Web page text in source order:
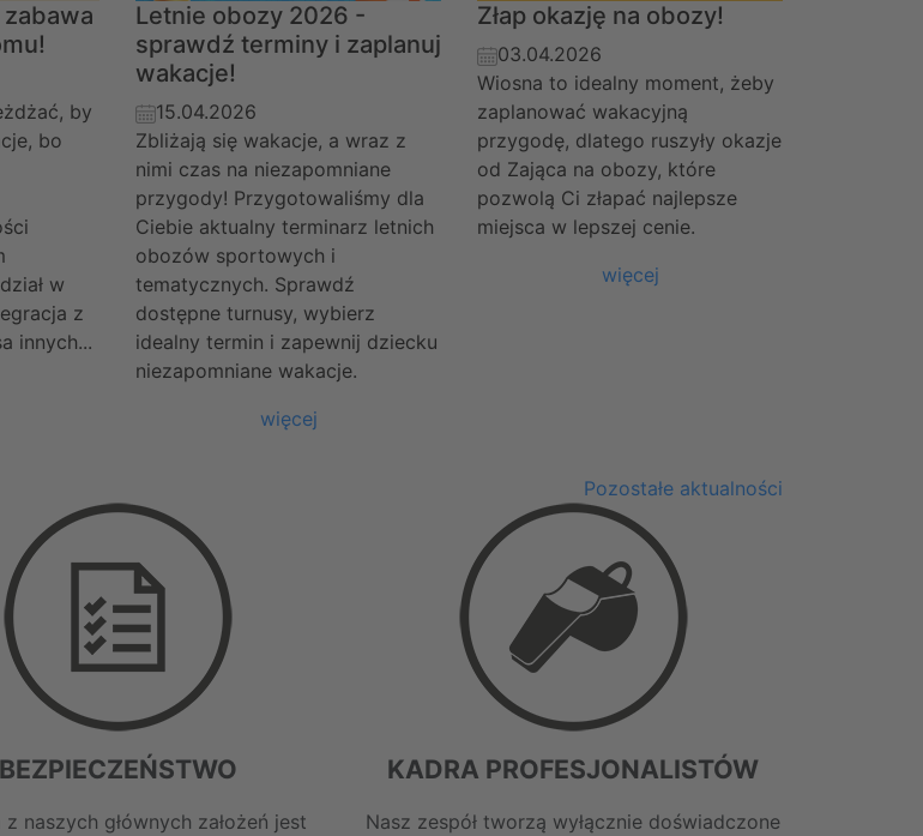
by
bo
w
z
innych...
Letnie obozy 2026 -
sprawdź terminy i zaplanuj
wakacje!
15.04.2026
Zbliżają się wakacje, a wraz z
nimi czas na niezapomniane
przygody! Przygotowaliśmy dla
Ciebie aktualny terminarz letnich
obozów sportowych i
tematycznych. Sprawdź
dostępne turnusy, wybierz
idealny termin i zapewnij dziecku
niezapomniane wakacje.
więcej
Złap okazję na obozy!
03.04.2026
Wiosna to idealny moment, żeby
zaplanować wakacyjną
przygodę, dlatego ruszyły okazje
od Zająca na obozy, które
pozwolą Ci złapać najlepsze
miejsca w lepszej cenie.
więcej
Pozostałe aktualności
BEZPIECZEŃSTWO
z naszych głównych założeń jest
KADRA PROFESJONALISTÓW
Nasz zespół tworzą wyłącznie doświadczone